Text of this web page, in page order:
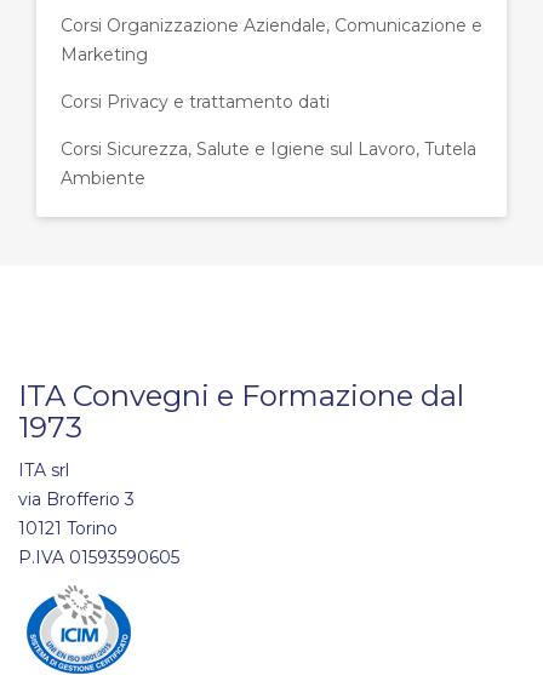
Corsi Organizzazione Aziendale, Comunicazione e
Marketing
Corsi Privacy e trattamento dati
Corsi Sicurezza, Salute e Igiene sul Lavoro, Tutela
Ambiente
ITA Convegni e Formazione dal
1973
ITA srl
via Brofferio 3
10121 Torino
P.IVA 01593590605